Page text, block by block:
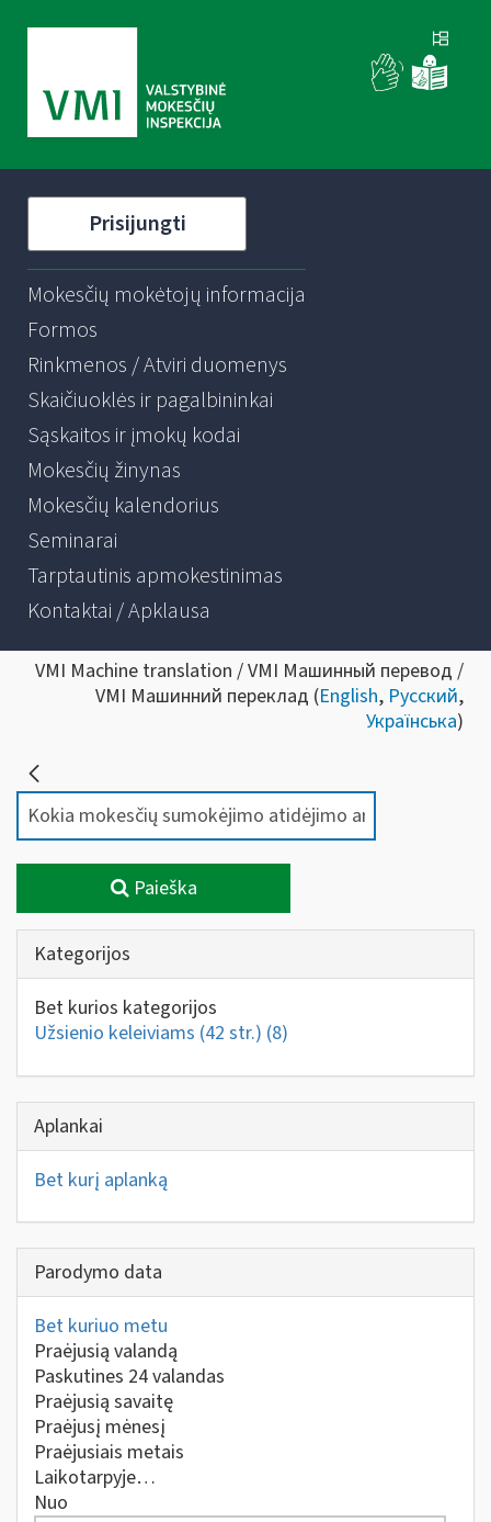
Prisijungti
Mokesčių mokėtojų informacija
Formos
Rinkmenos / Atviri duomenys
Skaičiuoklės ir pagalbininkai
Sąskaitos ir įmokų kodai
Mokesčių žinynas
Mokesčių kalendorius
Seminarai
Tarptautinis apmokestinimas
Kontaktai / Apklausa
VMI Machine translation / VMI Машинный перевод /
VMI Машинний переклад (English, Русский,
Українська)
Paieška
Kategorijos
Bet kurios kategorijos
Užsienio keleiviams (42 str.) (8)
Aplankai
Bet kurį aplanką
Parodymo data
Bet kuriuo metu
Praėjusią valandą
Paskutines 24 valandas
Praėjusią savaitę
Praėjusį mėnesį
Praėjusiais metais
Laikotarpyje…
Nuo